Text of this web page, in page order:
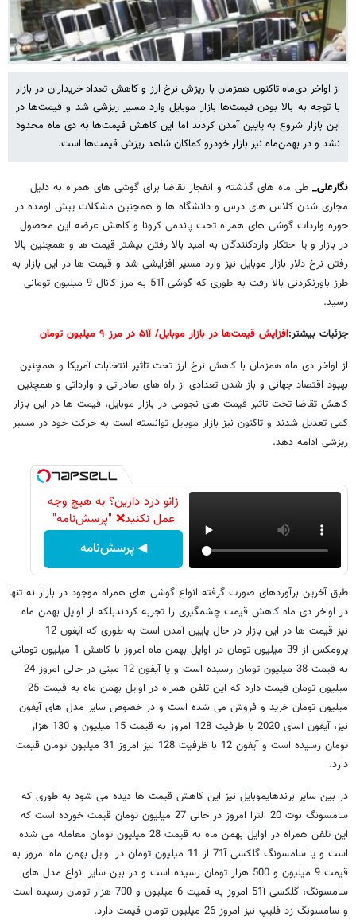
از اواخر دی‌ماه تاکنون همزمان با ریزش نرخ ارز و کاهش تعداد خریداران در بازار
با توجه به بالا بودن قیمت‌ها بازار موبایل وارد مسیر ریزشی شد و قیمت‌ها در
این بازار شروع به پایین آمدن کردند اما این کاهش قیمت‌ها به دی ماه محدود
نشد و در بهمن‌ماه نیز بازار خودرو کماکان شاهد ریزش قیمت‌ها است.
نگارعلی_ طی ماه های گذشته و انفجار تقاضا برای گوشی های همراه به دلیل
مجازی شدن کلاس های درس و دانشگاه ها و همچنین مشکلات پیش اومده در
حوزه واردات گوشی های همراه تحت پاندمی کرونا و کاهش عرضه این محصول
در بازار و یا احتکار واردکنندگان به امید بالا رفتن بیشتر قیمت ها و همچنین بالا
رفتن نرخ دلار بازار موبایل نیز وارد مسیر افزایشی شد و قیمت ها در این بازار به
طرز باورنکردنی بالا رفت به طوری که گوشی آ51 به مرز کانال 9 میلیون تومانی
رسید.
جزئیات بیشتر:افزایش قیمت‌ها در بازار موبایل/ آ۵۱ در مرز ۹ میلیون تومان
از اواخر دی ماه همزمان با کاهش نرخ ارز تحت تاثیر انتخابات آمریکا و همچنین
بهبود اقتصاد جهانی و باز شدن تعدادی از راه های صادراتی و وارداتی و همچنین
کاهش تقاضا تحت تاثیر قیمت های نجومی در بازار موبایل، قیمت ها در این بازار
کمی تعدیل شدند و تاکنون نیز بازار موبایل توانسته است به حرکت خود در مسیر
ریزشی ادامه دهد.
زانو درد دارین؟ به هیچ وجه
عمل نکنید❌ "پرسش‌نامه"
◀ پرسش‌نامه
طبق آخرین برآوردهای صورت گرفته انواع گوشی های همراه موجود در بازار نه تنها
در اواخر دی ماه کاهش قیمت چشمگیری را تجربه کردندبلکه از اوایل بهمن ماه
نیز قیمت ها در این بازار در حال پایین آمدن است به طوری که آیفون 12
پرومکس از 39 میلیون تومان در اوایل بهمن ماه امروز با کاهش 1 میلیون تومانی
به قیمت 38 میلیون تومان رسیده است و یا آیفون 12 مینی در حالی امروز 24
میلیون تومان قیمت دارد که این تلفن همراه در اوایل بهمن ماه به قیمت 25
میلیون تومان خرید و فروش می شده است و در خصوص سایر مدل های آیفون
نیز، آیفون اسای 2020 با ظرفیت 128 امروز به قیمت 15 میلیون و 130 هزار
تومان رسیده است و آیفون 12 با ظرفیت 128 نیز امروز 31 میلیون تومان قیمت
دارد.
در بین سایر برندهایموبایل نیز این کاهش قیمت ها دیده می شود به طوری که
سامسونگ نوت 20 الترا امروز در حالی 27 میلیون تومان قیمت خورده است که
این تلفن همراه در اوایل بهمن ماه به قیمت 28 میلیون تومان معامله می شده
است و یا سامسونگ گلکسی آ71 از 11 میلیون تومان در اوایل بهمن ماه امروز به
قیمت 9 میلیون و 500 هزار تومان رسیده است و در بین سایر انواع مدل های
سامسونگ، گلکسی آ51 امروز به قمیت 6 میلیون و 700 هزار تومان رسیده است
و سامسونگ زد فلیپ نیز امروز 26 میلیون تومان قیمت دارد.